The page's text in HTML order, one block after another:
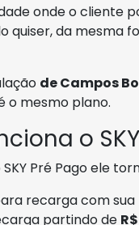
onde o cliente
quiser, da mesma
de Campos
o mesmo plano.
o
Pré Pago ele
recarga com
partindo de